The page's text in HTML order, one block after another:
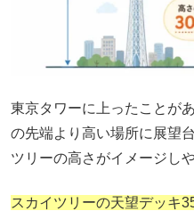
東京タワーに上ったことが
の先端より高い場所に展望
ツリーの高さがイメージし
スカイツリーの天望デッキ